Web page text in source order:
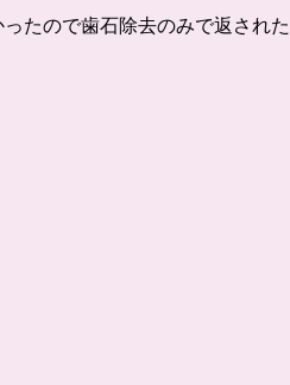
たので歯石除去のみで返された